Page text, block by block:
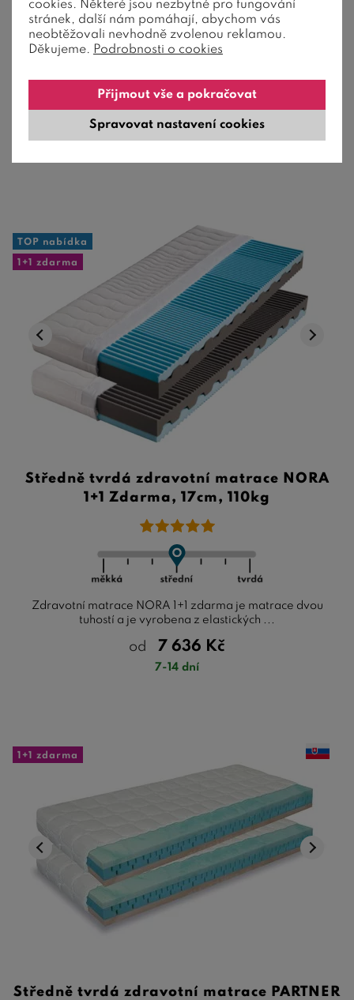
Zdravotní spíše měkčí matrace, výška 24 cm, nosnost 130 kg,
od 13 629 Kč
TOP nabídka
1+1 zdarma
Středně tvrdá zdravotní matrace NORA
1+1 Zdarma, 17cm, 110kg
Zdravotní matrace NORA 1+1 zdarma je matrace dvou
tuhostí a je vyrobena z elastických ...
od 7 636 Kč
7-14 dní
1+1 zdarma
Středně tvrdá zdravotní matrace PARTNER
cookies. Některé jsou nezbytné pro fungování
stránek, další nám pomáhají, abychom vás
neobtěžovali nevhodně zvolenou reklamou.
Děkujeme. Podrobnosti o cookies
Spravovat nastavení cookies
Přijmout vše a pokračovat